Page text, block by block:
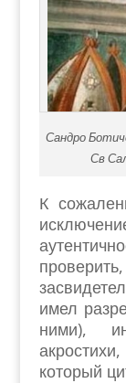
Сандро
Св
К
имел
ними),
который